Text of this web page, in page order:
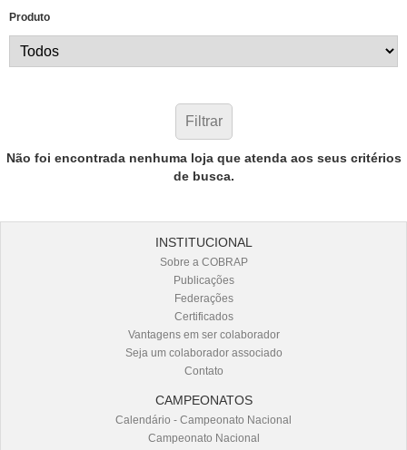
Produto
Não foi encontrada nenhuma loja que atenda aos seus critérios
de busca.
INSTITUCIONAL
Sobre a COBRAP
Publicações
Federações
Certificados
Vantagens em ser colaborador
Seja um colaborador associado
Contato
CAMPEONATOS
Calendário - Campeonato Nacional
Campeonato Nacional